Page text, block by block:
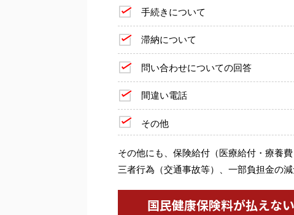
手続きについて
滞納について
問い合わせについての回答
間違い電話
その他
その他にも、保険給付（医療給付・療養
三者行為（交通事故等）、一部負担金の
国民健康保険料が払えな